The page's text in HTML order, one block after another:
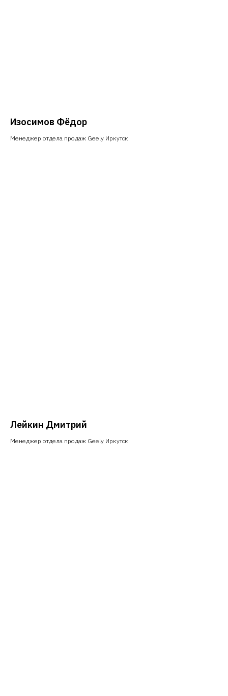
Изосимов Фёдор
Менеджер отдела продаж Geely Иркутск
Лейкин Дмитрий
Менеджер отдела продаж Geely Иркутск